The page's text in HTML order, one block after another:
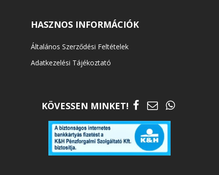
HASZNOS INFORMÁCIÓK
Általános Szerződési Feltételek
Adatkezelési Tájékoztató
KÖVESSEN MINKET!